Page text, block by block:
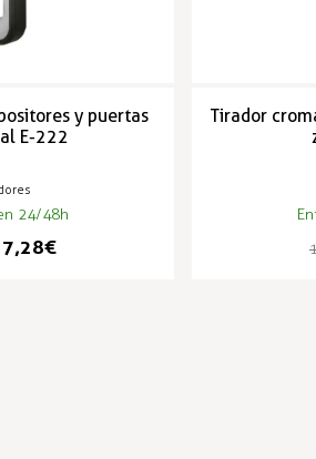
y puertas
E-222
24/48h
7,28 €
Tirador